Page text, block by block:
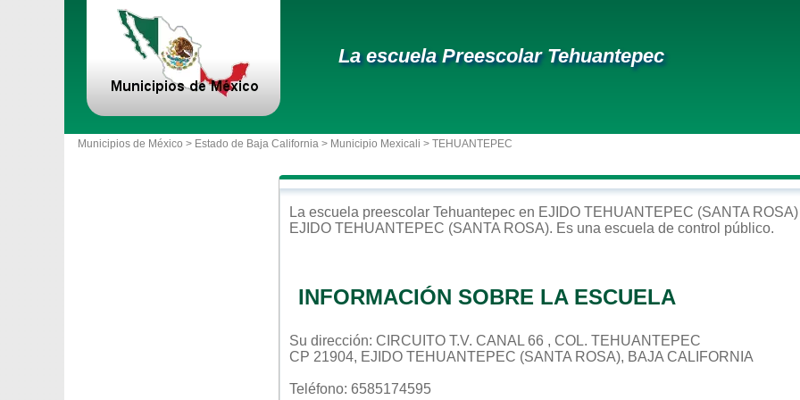
La escuela Preescolar Tehuantepec
Municipios de México > Estado de Baja California > Municipio Mexicali > TEHUANTEPEC
La escuela preescolar Tehuantepec en EJIDO TEHUANTEPEC (SANTA ROSA)
EJIDO TEHUANTEPEC (SANTA ROSA). Es una escuela de control público.
INFORMACIÓN SOBRE LA ESCUELA
Su dirección: CIRCUITO T.V. CANAL 66 , COL. TEHUANTEPEC
CP 21904, EJIDO TEHUANTEPEC (SANTA ROSA), BAJA CALIFORNIA
Teléfono: 6585174595